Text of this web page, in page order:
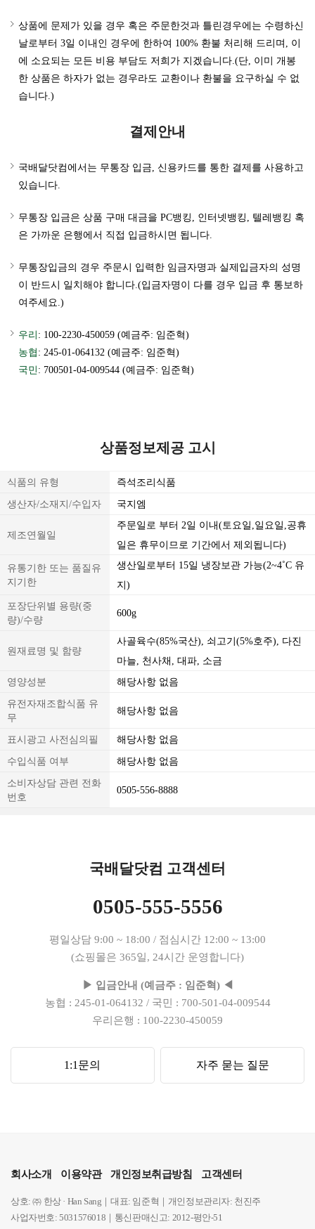
상품에 문제가 있을 경우 혹은 주문한것과 틀린경우에는 수령하신
날로부터 3일 이내인 경우에 한하여 100% 환불 처리해 드리며, 이
에 소요되는 모든 비용 부담도 저희가 지겠습니다.(단, 이미 개봉
한 상품은 하자가 없는 경우라도 교환이나 환불을 요구하실 수 없
습니다.)
결제안내
국배달닷컴에서는 무통장 입금, 신용카드를 통한 결제를 사용하고
있습니다.
무통장 입금은 상품 구매 대금을 PC뱅킹, 인터넷뱅킹, 텔레뱅킹 혹
은 가까운 은행에서 직접 입금하시면 됩니다.
무통장입금의 경우 주문시 입력한 임금자명과 실제입금자의 성명
이 반드시 일치해야 합니다.(입금자명이 다를 경우 입금 후 통보하
여주세요.)
우리 : 100-2230-450059 (예금주: 임준혁)
농협 : 245-01-064132 (예금주: 임준혁)
국민 : 700501-04-009544 (예금주: 임준혁)
상품정보제공 고시
식품의 유형
즉석조리식품
생산자/소재지/수입자
국지엠
제조연월일
주문일로 부터 2일 이내(토요일,일요일,공휴
일은 휴무이므로 기간에서 제외됩니다)
유통기한 또는 품질유
지기한
생산일로부터 15일 냉장보관 가능(2~4˚C 유
지)
포장단위별 용량(중
량)/수량
600g
원재료명 및 함량
사골육수(85%국산), 쇠고기(5%호주), 다진
마늘, 천사채, 대파, 소금
영양성분
해당사항 없음
유전자재조합식품 유
무
해당사항 없음
표시광고 사전심의필
해당사항 없음
수입식품 여부
해당사항 없음
소비자상담 관련 전화
번호
0505-556-8888
국배달닷컴 고객센터
0505-555-5556
평일상담 9:00 ~ 18:00 / 점심시간 12:00 ~ 13:00
(쇼핑몰은 365일, 24시간 운영합니다)
▶ 입금안내 (예금주 : 임준혁) ◀
농협 : 245-01-064132 / 국민 : 700-501-04-009544
우리은행 : 100-2230-450059
1:1문의 자주 묻는 질문
회사소개 이용약관 개인정보취급방침 고객센터
상호: ㈜ 한상 · Han Sang｜대표: 임준혁｜개인정보관리자: 천진주
사업자번호: 5031576018｜통신판매신고: 2012-평안-51